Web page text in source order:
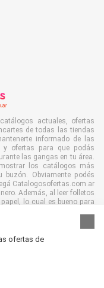
ofertas de
actuales, ofertas
de todas las tiendas
informado de las
y ofertas para que podás
las gangas en tu área.
los catálogos más
Obviamente podés
Catalogosofertas.com.ar
Además, al leer folletos
lo cual es bueno para
2026 |